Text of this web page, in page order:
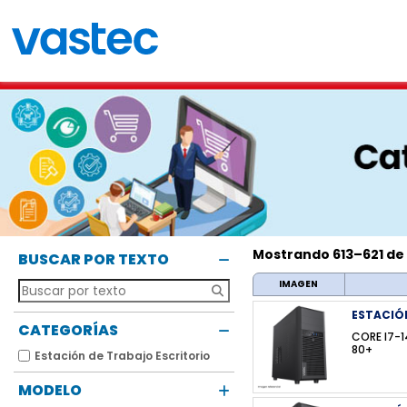
BUSCAR POR TEXTO
CATEGORÍAS
Estación de Trabajo Escritorio
MODELO
Mostrando 613–621
IMAGEN
CORE I7-
80+